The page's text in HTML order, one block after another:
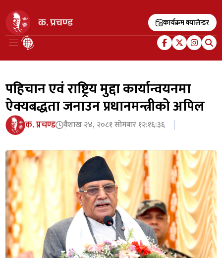
कार्यक्रम क्यालेन्डर
पहिचान एवं राष्ट्रिय मुद्दा कार्यान्वयनमा
ऐक्यबद्धता जनाउन प्रधानमन्त्रीको अपिल
क. प्रचण्ड वैशाख २४, २०८१ सोमबार १२:१६:३६